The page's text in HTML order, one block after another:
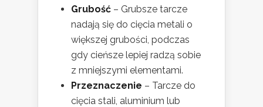
Grubość – Grubsze tarcze
nadają się do cięcia metali o
większej grubości, podczas
gdy cieńsze lepiej radzą sobie
z mniejszymi elementami.
Przeznaczenie – Tarcze do
cięcia stali, aluminium lub